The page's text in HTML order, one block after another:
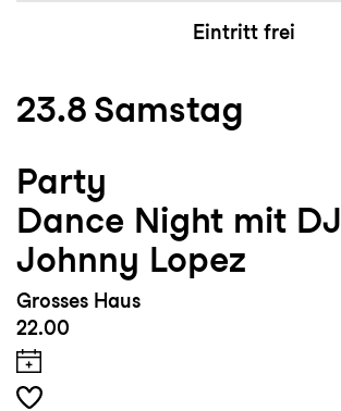
Eintritt frei
23.8 Samstag
Party
Dance Night mit DJ
Johnny Lopez
Grosses Haus
22.00